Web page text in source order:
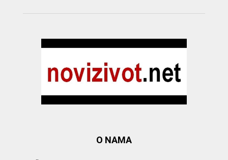
O NAMA